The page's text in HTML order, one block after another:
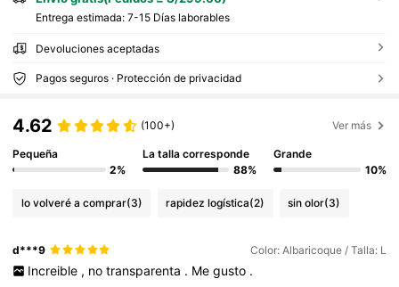
Entrega estimada: 7-15 Días laborables
Devoluciones aceptadas
Pagos seguros · Protección de privacidad
4.62 (100+) Ver más
Pequeña
2%
La talla corresponde
88%
Grande
10%
lo volveré a comprar(3) rapidez logística(2) sin olor(3)
d***9 Color: Albaricoque / Talla: L
Increible , no transparenta . Me gusto .